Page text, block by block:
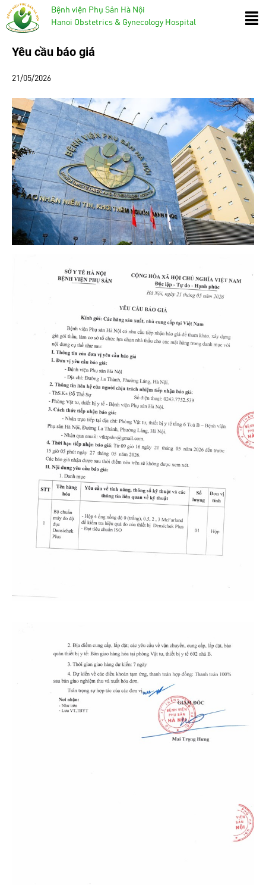
Bệnh viện Phụ Sản Hà Nội
Hanoi Obstetrics & Gynecology Hospital
Yêu cầu báo giá
21/05/2026